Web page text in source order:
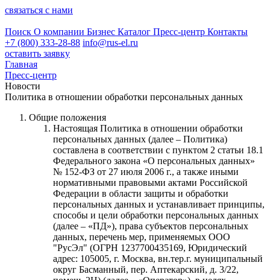
связаться с нами
Поиск О компании Бизнес Каталог Пресс-центр Контакты
+7 (800) 333-28-88 info@rus-el.ru
оставить заявку
Главная
Пресс-центр
Новости
Политика в отношении обработки персональных данных
Общие положения
Настоящая Политика в отношении обработки
персональных данных (далее – Политика)
составлена в соответствии с пунктом 2 статьи 18.1
Федерального закона «О персональных данных»
№ 152-ФЗ от 27 июля 2006 г., а также иными
нормативными правовыми актами Российской
Федерации в области защиты и обработки
персональных данных и устанавливает принципы,
способы и цели обработки персональных данных
(далее – «ПД»), права субъектов персональных
данных, перечень мер, применяемых ООО
"РусЭл" (ОГРН 1237700435169, Юридический
адрес: 105005, г. Москва, вн.тер.г. муниципальный
округ Басманный, пер. Аптекарский, д. 3/22,